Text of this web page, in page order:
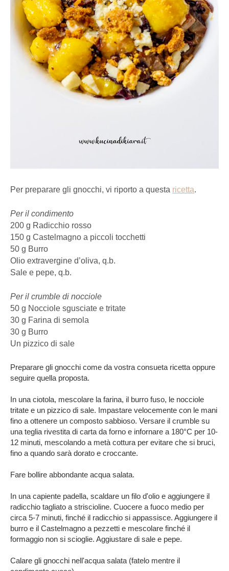
Per preparare gli gnocchi, vi riporto a questa ricetta.
Per il condimento
200 g Radicchio rosso
150 g Castelmagno a piccoli tocchetti
50 g Burro
Olio extravergine d’oliva, q.b.
Sale e pepe, q.b.
Per il crumble di nocciole
50 g Nocciole sgusciate e tritate
30 g Farina di semola
30 g Burro
Un pizzico di sale
Preparare gli gnocchi come da vostra consueta ricetta oppure
seguire quella proposta.
In una ciotola, mescolare la farina, il burro fuso, le nocciole
tritate e un pizzico di sale. Impastare velocemente con le mani
fino a ottenere un composto sabbioso. Versare il crumble su
una teglia rivestita di carta da forno e infornare a 180°C per 10-
12 minuti, mescolando a metà cottura per evitare che si bruci,
fino a quando sarà dorato e croccante.
Fare bollire abbondante acqua salata.
In una capiente padella, scaldare un filo d'olio e aggiungere il
radicchio tagliato a striscioline. Cuocere a fuoco medio per
circa 5-7 minuti, finché il radicchio si appassisce. Aggiungere il
burro e il Castelmagno a pezzetti e mescolare finché il
formaggio non si scioglie. Aggiustare di sale e pepe.
Calare gli gnocchi nell'acqua salata (fatelo mentre il